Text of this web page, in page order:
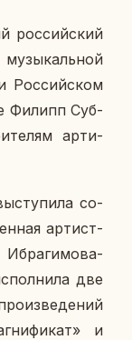
рос­сий­ский
Рос­сий­ском
Филипп Суб­
ар­ти­
со­
ар­тист­
Иб­ра­ги­мо­ва-
две
и